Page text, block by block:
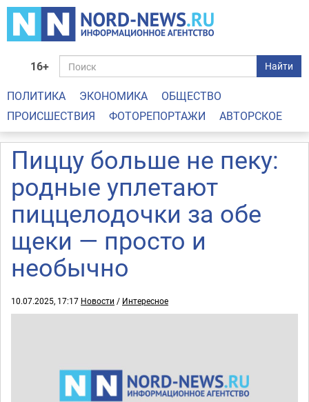
16+ Найти
ПОЛИТИКА ЭКОНОМИКА
ОБЩЕСТВО
ПРОИСШЕСТВИЯ
ФОТОРЕПОРТАЖИ АВТОРСКОЕ
Пиццу больше не пеку:
родные уплетают
пиццелодочки за обе
щеки — просто и
необычно
10.07.2025, 17:17 Новости / Интересное